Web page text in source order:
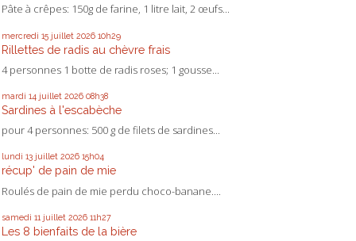
Pâte à crêpes: 150g de farine, 1 litre lait, 2 œufs...
mercredi 15 juillet 2026 10h29
Rillettes de radis au chèvre frais
4 personnes 1 botte de radis roses; 1 gousse...
mardi 14 juillet 2026 08h38
Sardines à l'escabèche
pour 4 personnes: 500 g de filets de sardines...
lundi 13 juillet 2026 15h04
récup' de pain de mie
Roulés de pain de mie perdu choco-banane....
samedi 11 juillet 2026 11h27
Les 8 bienfaits de la bière